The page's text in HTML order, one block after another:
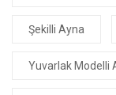
Şekilli Ayna
Yuvarlak Modelli